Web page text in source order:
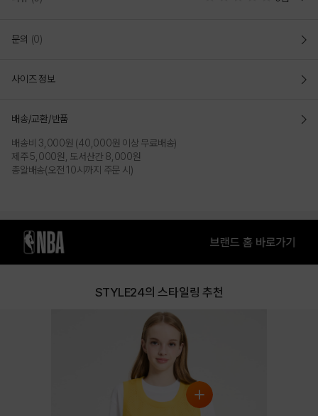
캐주얼하면서도 스포티한 무드로 연출 가능
전체적으로 넉넉한 사이즈로 작업 된 오버핏으로
- 허리에 밴드와 스트링을 작업하여 사이즈 조절이 용이하고
트렌디한 FIT으로 연출 가능
- 시원한느낌을 주는 MESH 소재를 사용하여 여름에도시원하게 착용이
가능한 스타일
문의 (0)
사이즈 정보
배송/교환/반품
배송비 3,000원 (40,000원 이상 무료배송)
제주 5,000원, 도서산간 8,000원
총알배송(오전 10시까지 주문 시)
STYLE24의 스타일링 추천